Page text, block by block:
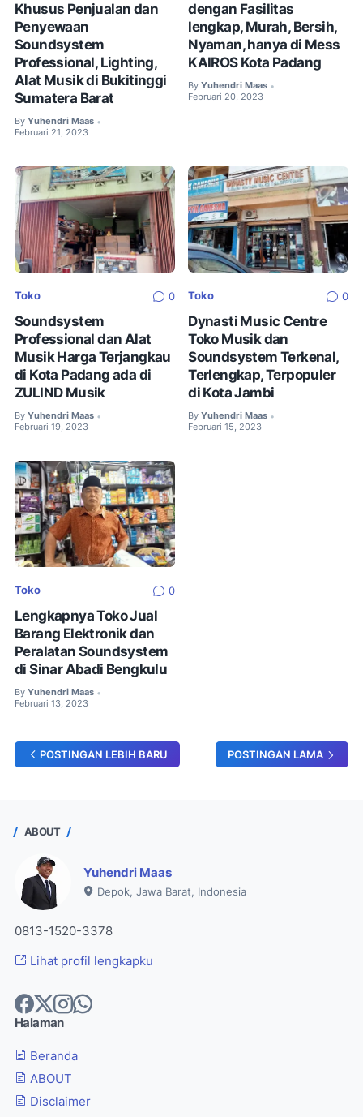
Khusus Penjualan dan
Penyewaan
Soundsystem
Professional, Lighting,
Alat Musik di Bukitinggi
Sumatera Barat
By Yuhendri Maas •
Februari 21, 2023
dengan Fasilitas
lengkap, Murah, Bersih,
Nyaman, hanya di Mess
KAIROS Kota Padang
By Yuhendri Maas •
Februari 20, 2023
Toko 0
Soundsystem
Professional dan Alat
Musik Harga Terjangkau
di Kota Padang ada di
ZULIND Musik
By Yuhendri Maas •
Februari 19, 2023
Toko 0
Dynasti Music Centre
Toko Musik dan
Soundsystem Terkenal,
Terlengkap, Terpopuler
di Kota Jambi
By Yuhendri Maas •
Februari 15, 2023
Toko 0
Lengkapnya Toko Jual
Barang Elektronik dan
Peralatan Soundsystem
di Sinar Abadi Bengkulu
By Yuhendri Maas •
Februari 13, 2023
POSTINGAN LEBIH BARU POSTINGAN LAMA
ABOUT
Yuhendri Maas
Depok, Jawa Barat, Indonesia
0813-1520-3378
Lihat profil lengkapku
Halaman
Beranda
ABOUT
Disclaimer